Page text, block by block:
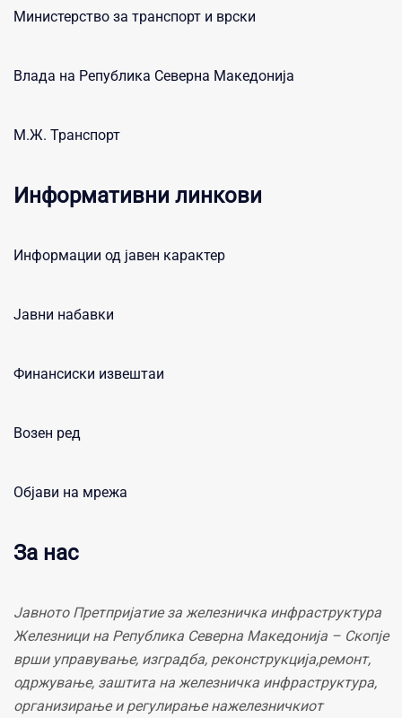
Министерство за транспорт и врски
Влада на Република Северна Македонија
М.Ж. Транспорт
Информативни линкови
Информации од јавен карактер
Јавни набавки
Финансиски извештаи
Возен ред
Објави на мрежа
За нас
Јавното Претпријатие за железничка инфраструктура
Железници на Република Северна Македонија – Скопје
врши управување, изградба, реконструкција,ремонт,
одржување, заштита на железничка инфраструктура,
организирање и регулирање нажелезничкиот